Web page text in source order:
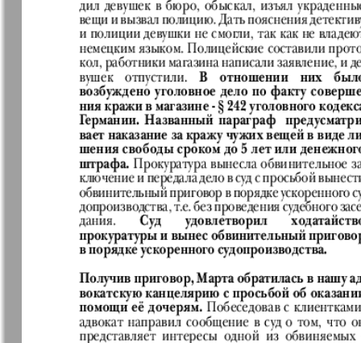
Домашний
кулинар
ресторан
Европа экспресс
меридиан
Закон и люди
записки
Известия BW
Кенгуру Клан